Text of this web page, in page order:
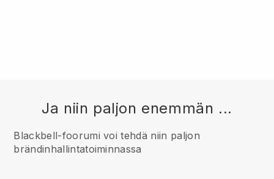
Ja niin paljon enemmän ...
Blackbell-foorumi voi tehdä niin paljon
brändinhallintatoiminnassa